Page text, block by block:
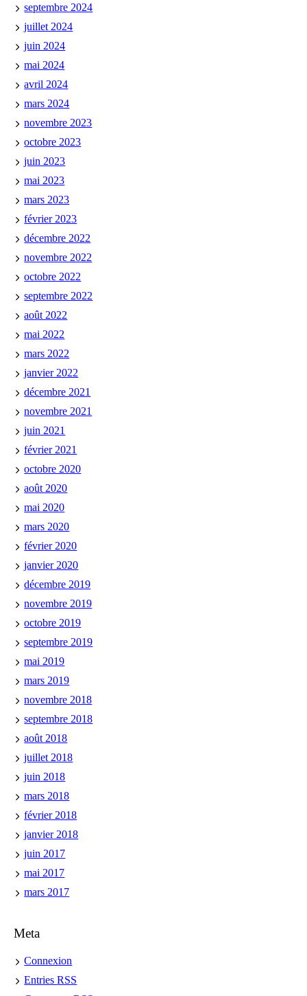
septembre 2024
juillet 2024
juin 2024
mai 2024
avril 2024
mars 2024
novembre 2023
octobre 2023
juin 2023
mai 2023
mars 2023
février 2023
décembre 2022
novembre 2022
octobre 2022
septembre 2022
août 2022
mai 2022
mars 2022
janvier 2022
décembre 2021
novembre 2021
juin 2021
février 2021
octobre 2020
août 2020
mai 2020
mars 2020
février 2020
janvier 2020
décembre 2019
novembre 2019
octobre 2019
septembre 2019
mai 2019
mars 2019
novembre 2018
septembre 2018
août 2018
juillet 2018
juin 2018
mars 2018
février 2018
janvier 2018
juin 2017
mai 2017
mars 2017
Meta
Connexion
EntriesRSS